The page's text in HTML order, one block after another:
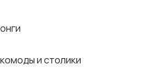
и столики